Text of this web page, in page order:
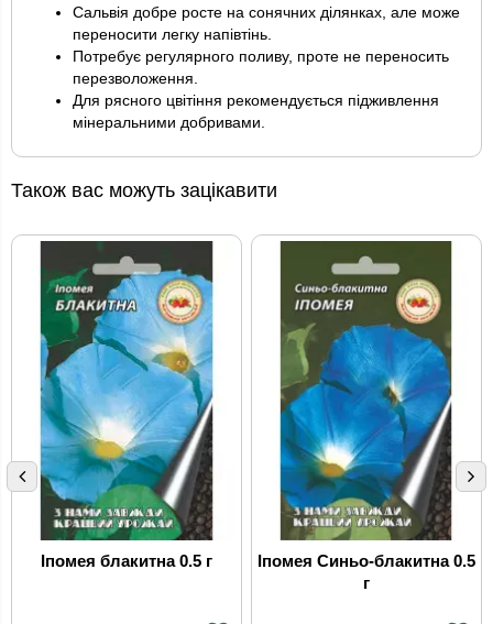
Сальвія добре росте на сонячних ділянках, але може
переносити легку напівтінь.
Потребує регулярного поливу, проте не переносить
перезволоження.
Для рясного цвітіння рекомендується підживлення
мінеральними добривами.
Також вас можуть зацікавити
Іпомея блакитна 0.5 г
Іпомея Синьо-блакитна 0.5
г